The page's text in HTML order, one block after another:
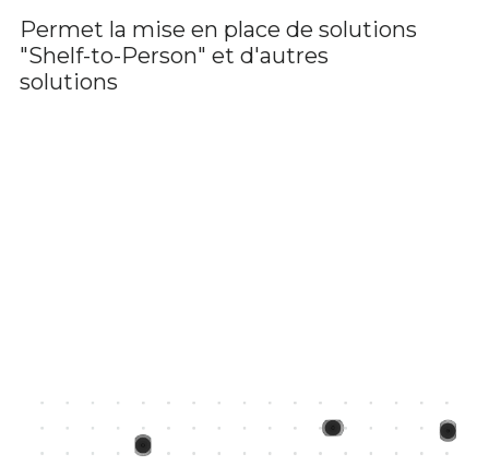
Permet la mise en place de solutions
"Shelf-to-Person" et d'autres
solutions